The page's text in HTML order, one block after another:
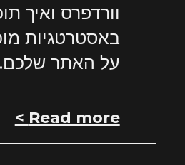
וורדפרס ואיך
באסטרטגיות
על האתר שלכם.
Read more >